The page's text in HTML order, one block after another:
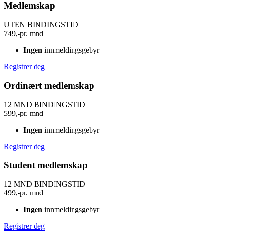
Medlemskap
UTEN BINDINGSTID
749,-pr. mnd
Ingen innmeldingsgebyr
Registrer deg
Ordinært medlemskap
12 MND BINDINGSTID
599,-pr. mnd
Ingen innmeldingsgebyr
Registrer deg
Student medlemskap
12 MND BINDINGSTID
499,-pr. mnd
Ingen innmeldingsgebyr
Registrer deg